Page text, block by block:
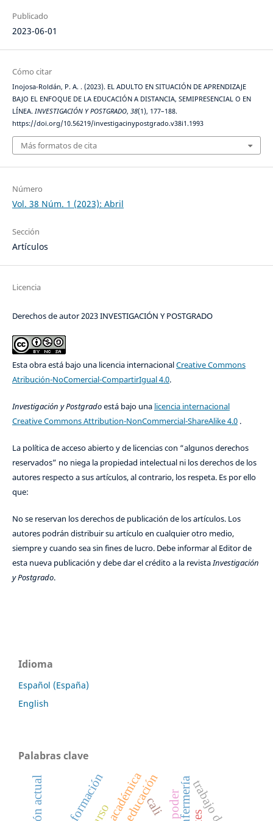
Publicado
2023-06-01
Cómo citar
Inojosa-Roldán, P. A. . (2023). EL ADULTO EN SITUACIÓN DE APRENDIZAJE
BAJO EL ENFOQUE DE LA EDUCACIÓN A DISTANCIA, SEMIPRESENCIAL O EN
LÍNEA. INVESTIGACIÓN Y POSTGRADO, 38(1), 177–188.
https://doi.org/10.56219/investigacinypostgrado.v38i1.1993
Más formatos de cita
Número
Vol. 38 Núm. 1 (2023): Abril
Sección
Artículos
Licencia
Derechos de autor 2023 INVESTIGACIÓN Y POSTGRADO
Esta obra está bajo una licencia internacionalCreative Commons
Atribución-NoComercial-CompartirIgual 4.0.
Investigación y Postgradoestá bajo una licencia internacional
Creative Commons Attribution-NonCommercial-ShareAlike 4.0.
La política de acceso abierto y de licencias con “algunos derechos
reservados” no niega la propiedad intelectual ni los derechos de los
autores respecto a sus artículos, al contrario, los respeta. Es por ello
que:
No se reservan los derechos de publicación de los artículos. Los
autores podrán distribuir su artículo en cualquier otro medio,
siempre y cuando sea sin fines de lucro. Debe informar al Editor de
esta nueva publicación y debe dar el crédito a la revistaInvestigación
y Postgrado.
Idioma
Español (España)
English
Palabras clave
poder
cali